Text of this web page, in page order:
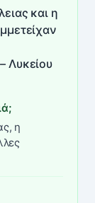
και η
Λυκείου
η